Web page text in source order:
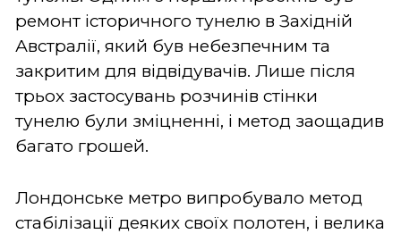
ремонт історичного тунелю в Західній
Австралії, який був небезпечним та
закритим для відвідувачів. Лише після
трьох застосувань розчинів стінки
тунелю були зміцненні, і метод заощадив
багато грошей.
Лондонське метро випробувало метод
стабілізації деяких своїх полотен, і велика